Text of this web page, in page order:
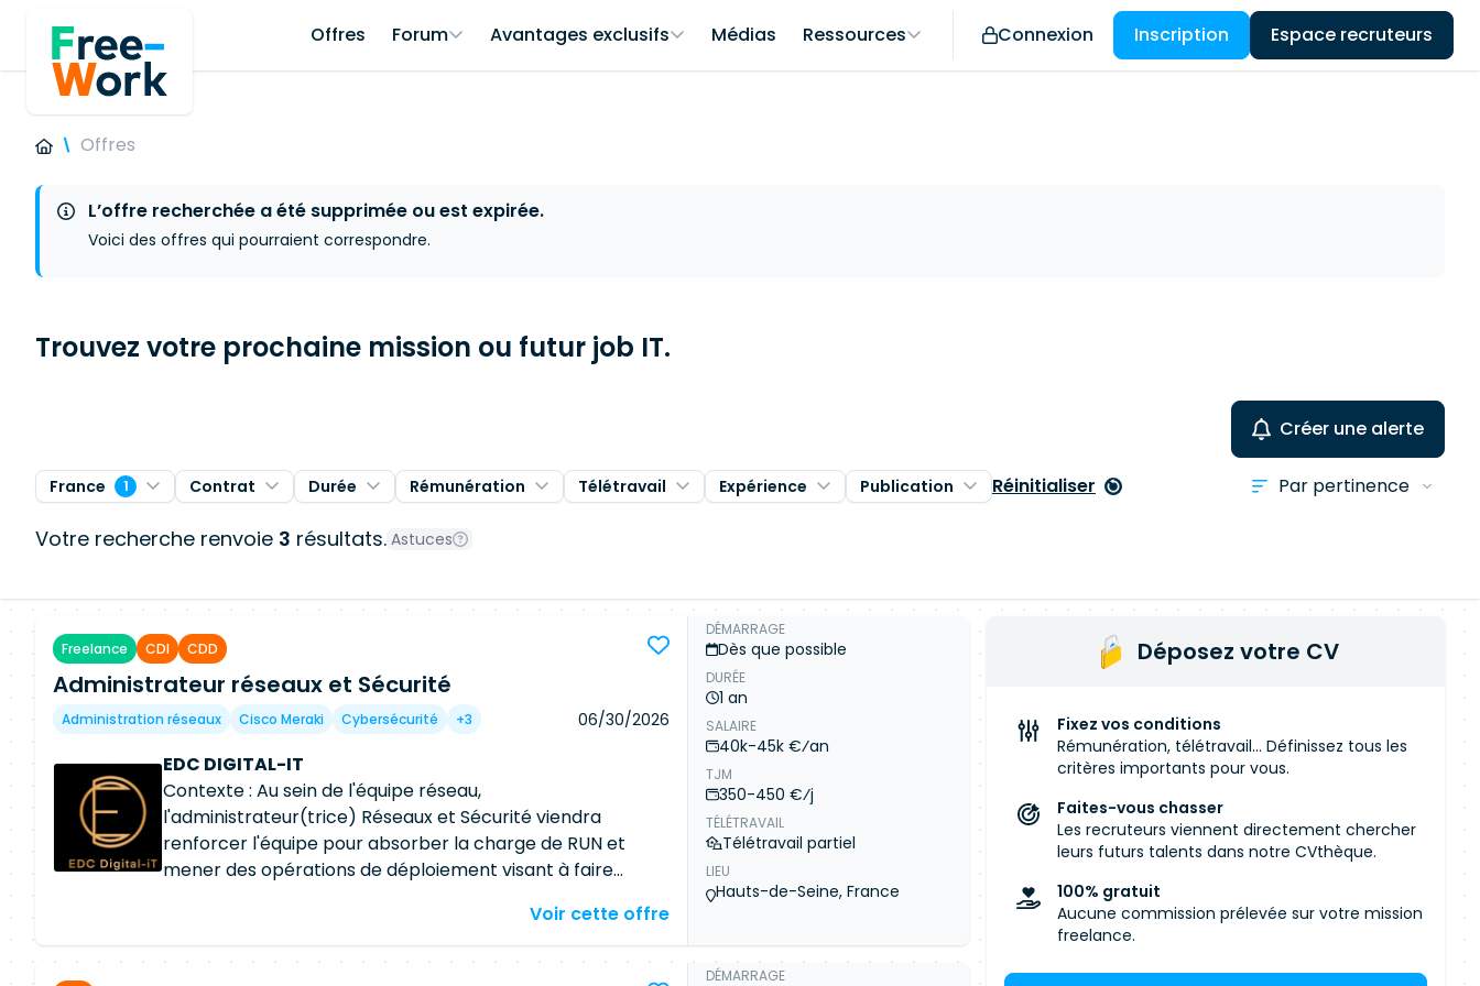
Offres Forum Avantages exclusifs Médias Ressources Connexion Inscription Espace recruteurs
Offres
L’offre recherchée a été supprimée ou est expirée.
Voici des offres qui pourraient correspondre.
Trouvez votre prochaine mission ou futur job IT.
Créer une alerte
France 1 Contrat Durée Rémunération Télétravail Expérience Publication Réinitialiser
Votre recherche renvoie 3 résultats. Astuces
Freelance CDI CDD
Administrateur réseaux et Sécurité
Administration réseaux Cisco Meraki Cybersécurité +3 06/30/2026
EDC DIGITAL-IT
Contexte : Au sein de l'équipe réseau,
l'administrateur(trice) Réseaux et Sécurité viendra
renforcer l'équipe pour absorber la charge de RUN et
mener des opérations de déploiement visant à faire
Ses principales missions seront les suivantes : Support &
Voir cette offre
DÉMARRAGE
Dès que possible
DURÉE
1 an
SALAIRE
40k-45k €⁄an
TJM
350-450 €⁄j
TÉLÉTRAVAIL
Télétravail partiel
LIEU
Hauts-de-Seine, France
DÉMARRAGE
Déposez votre CV
Fixez vos conditions
Rémunération, télétravail... Définissez tous les
critères importants pour vous.
Faites-vous chasser
Les recruteurs viennent directement chercher
leurs futurs talents dans notre CVthèque.
100% gratuit
Aucune commission prélevée sur votre mission
freelance.